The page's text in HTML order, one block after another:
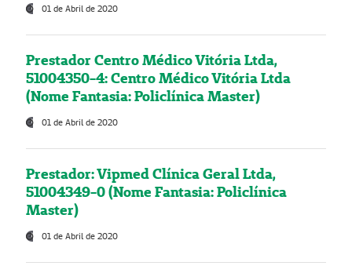
01 de Abril de 2020
Prestador Centro Médico Vitória Ltda,
51004350-4: Centro Médico Vitória Ltda
(Nome Fantasia: Policlínica Master)
01 de Abril de 2020
Prestador: Vipmed Clínica Geral Ltda,
51004349-0 (Nome Fantasia: Policlínica
Master)
01 de Abril de 2020